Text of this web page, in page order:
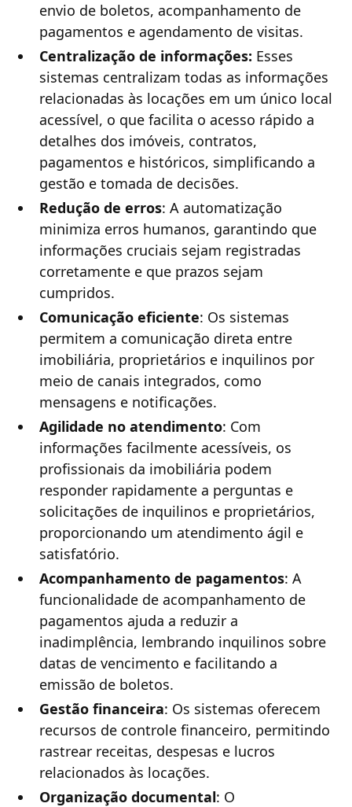
envio de boletos, acompanhamento de
pagamentos e agendamento de visitas.
Centralização de informações: Esses
sistemas centralizam todas as informações
relacionadas às locações em um único local
acessível, o que facilita o acesso rápido a
detalhes dos imóveis, contratos,
pagamentos e históricos, simplificando a
gestão e tomada de decisões.
Redução de erros: A automatização
minimiza erros humanos, garantindo que
informações cruciais sejam registradas
corretamente e que prazos sejam
cumpridos.
Comunicação eficiente: Os sistemas
permitem a comunicação direta entre
imobiliária, proprietários e inquilinos por
meio de canais integrados, como
mensagens e notificações.
Agilidade no atendimento: Com
informações facilmente acessíveis, os
profissionais da imobiliária podem
responder rapidamente a perguntas e
solicitações de inquilinos e proprietários,
proporcionando um atendimento ágil e
satisfatório.
Acompanhamento de pagamentos: A
funcionalidade de acompanhamento de
pagamentos ajuda a reduzir a
inadimplência, lembrando inquilinos sobre
datas de vencimento e facilitando a
emissão de boletos.
Gestão financeira: Os sistemas oferecem
recursos de controle financeiro, permitindo
rastrear receitas, despesas e lucros
relacionados às locações.
Organização documental: O